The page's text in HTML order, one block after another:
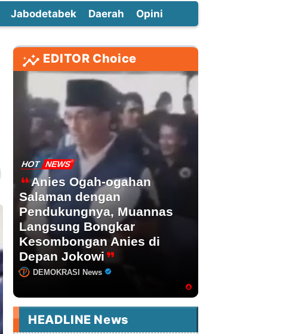
Jabodetabek Daerah Opini
EDITOR Choice
HOT NEWS
Anies Ogah-ogahan
Salaman dengan
Pendukungnya, Muannas
Langsung Bongkar
Kesombongan Anies di
Depan Jokowi
DEMOKRASI News
HEADLINE News